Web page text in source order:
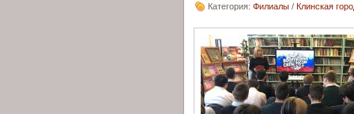
Категория: Филиалы / Клинская